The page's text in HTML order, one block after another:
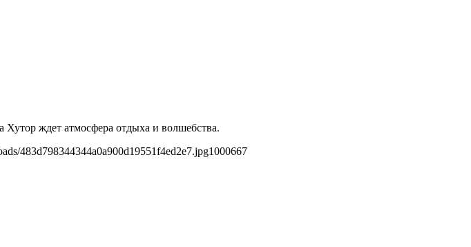
Хутор ждет атмосфера отдыха и волшебства.
483d798344344a0a900d19551f4ed2e7.jpg1000667